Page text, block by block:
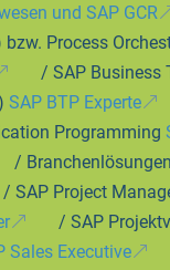
und SAP GCR
bzw. Process
/ SAP Business
SAP BTP Experte
Programming
/ Branchenlösungen
/ SAP Project
/ SAP
Sales Executive